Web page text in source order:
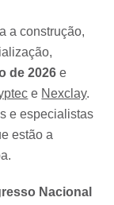
a construção,
de 2026 e
e Nexclay.
e especialistas
estão a
Nacional